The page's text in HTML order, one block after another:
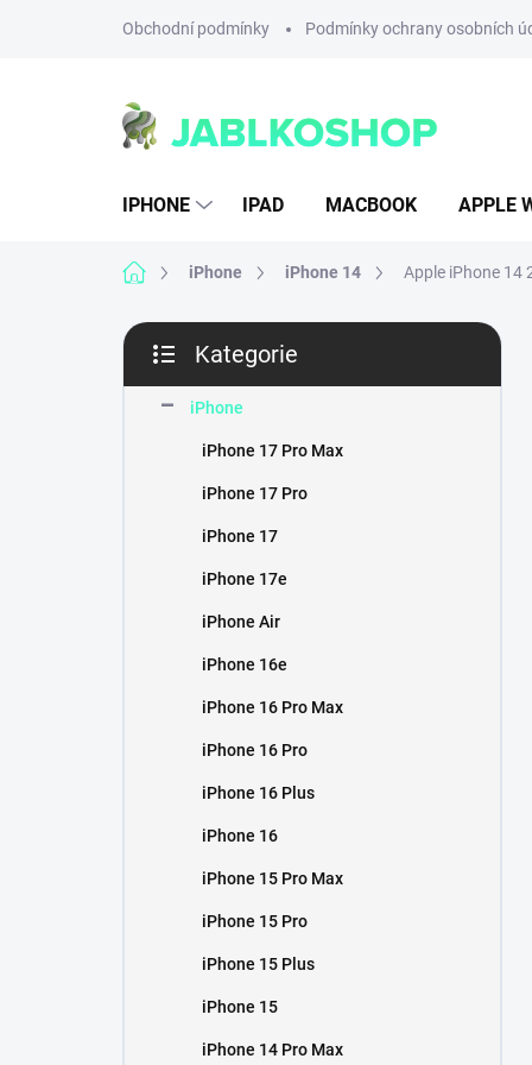
Obchodní podmínky Podmínky ochrany osobních
IPHONE IPAD MACBOOK APPLE
Domů iPhone iPhone 14 Apple iPhone 14
P
s
kategorie
Kategorie
iPhone
iPhone 17 Pro Max
iPhone 17 Pro
iPhone 17
iPhone 17e
iPhone Air
iPhone 16e
iPhone 16 Pro Max
iPhone 16 Pro
iPhone 16 Plus
iPhone 16
iPhone 15 Pro Max
iPhone 15 Pro
iPhone 15 Plus
iPhone 15
iPhone 14 Pro Max